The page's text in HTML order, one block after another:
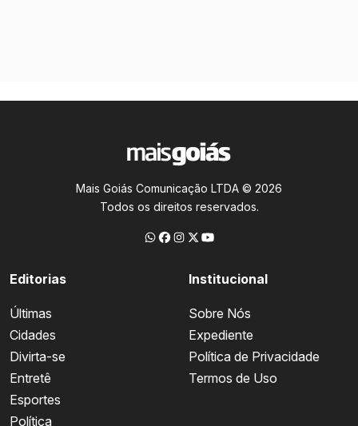
Mais Goiás Comunicação LTDA © 2026
Todos os direitos reservados.
Editorias
Últimas
Cidades
Divirta-se
Entretê
Esportes
Política
Institucional
Sobre Nós
Expediente
Política de Privacidade
Termos de Uso